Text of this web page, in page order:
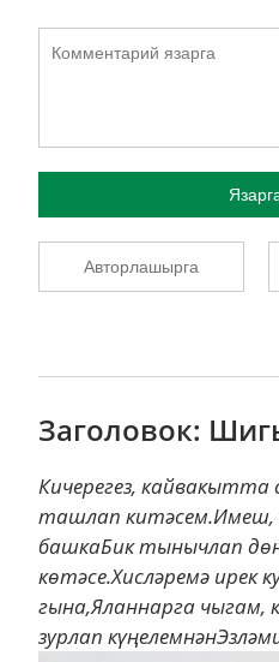
Авторлашырга
Заголовок:
Кичерегез, кайвакытта
ташлап китәсем.Имеш,
башкаБик тынычлап
көтәсе.Хисләремә ирек
гына,Яланнарга чыгам,
зурлап